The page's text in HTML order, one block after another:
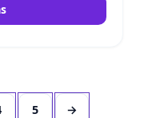
5 →